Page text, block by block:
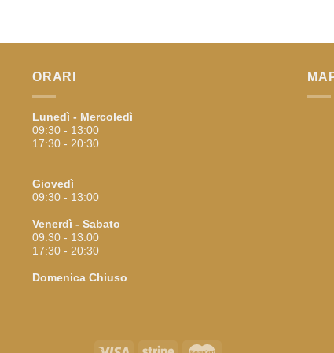
ORARI
Lunedì - Mercoledì
09:30 - 13:00
17:30 - 20:30
Giovedì
09:30 - 13:00
Venerdì - Sabato
09:30 - 13:00
17:30 - 20:30
Domenica Chiuso